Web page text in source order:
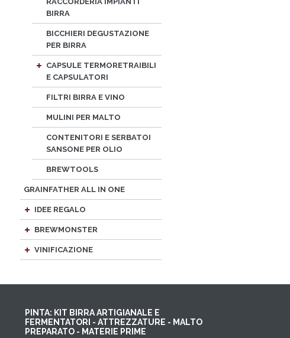
BIRRA
BICCHIERI DEGUSTAZIONE
PER BIRRA
CAPSULE TERMORETRAIBILI
E CAPSULATORI
FILTRI BIRRA E VINO
MULINI PER MALTO
CONTENITORI E SERBATOI
SANSONE PER OLIO
BREWTOOLS
GRAINFATHER ALL IN ONE
IDEE REGALO
BREWMONSTER
VINIFICAZIONE
PINTA: KIT BIRRA ARTIGIANALE E
FERMENTATORI - ATTREZZATURE - MALTO
PREPARATO - MATERIE PRIME